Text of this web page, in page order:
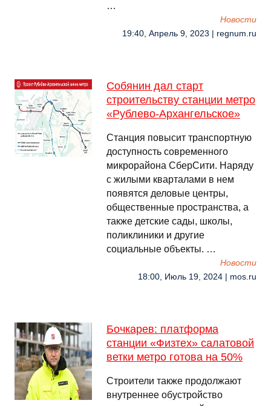
…
Новости
19:40, Апрель 9, 2023 | regnum.ru
Cобянин дал старт
строительству станции метро
«Рублево-Архангельское»
Станция повысит транспортную
доступность современного
микрорайона СберСити. Наряду
с жилыми кварталами в нем
появятся деловые центры,
общественные пространства, а
также детские сады, школы,
поликлиники и другие
социальные объекты. …
Новости
18:00, Июль 19, 2024 | mos.ru
Бочкарев: платформа
станции «Физтех» салатовой
ветки метро готова на 50%
Строители также продолжают
внутреннее обустройство